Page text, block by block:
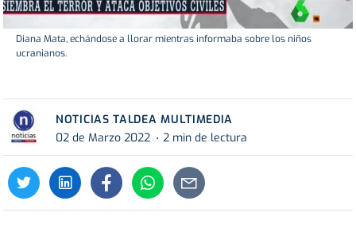
Diana Mata, echándose a llorar mientras informaba sobre los niños
ucranianos.
NOTICIAS TALDEA MULTIMEDIA
02 de Marzo 2022
2 min de lectura